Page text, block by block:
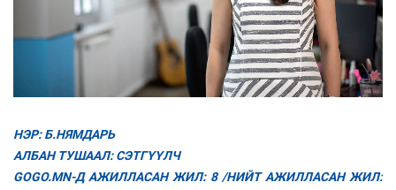
НЭР: Б.НЯМДАРЬ
АЛБАН ТУШААЛ: СЭТГҮҮЛЧ
GOGO.MN-Д АЖИЛЛАСАН ЖИЛ: 8 /НИЙТ АЖИЛЛАСАН ЖИЛ: